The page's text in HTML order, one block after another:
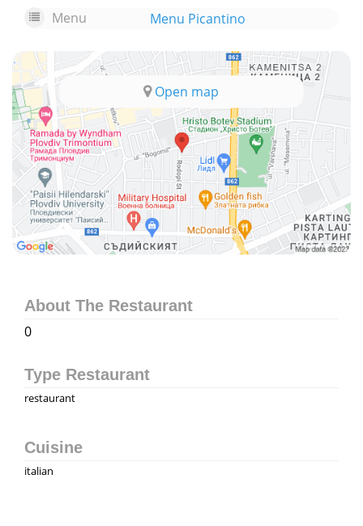
Menu
Menu Picantino
Open map
About The Restaurant
0
Type Restaurant
restaurant
Cuisine
italian